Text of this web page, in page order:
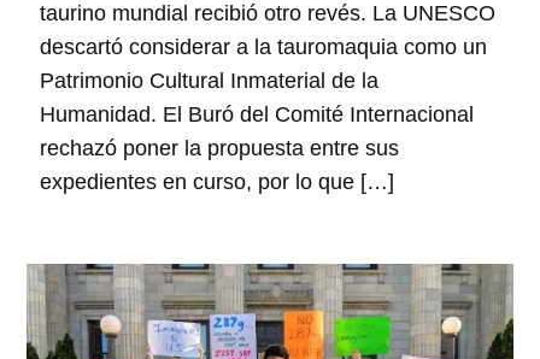
taurino mundial recibió otro revés. La UNESCO
descartó considerar a la tauromaquia como un
Patrimonio Cultural Inmaterial de la
Humanidad. El Buró del Comité Internacional
rechazó poner la propuesta entre sus
expedientes en curso, por lo que […]